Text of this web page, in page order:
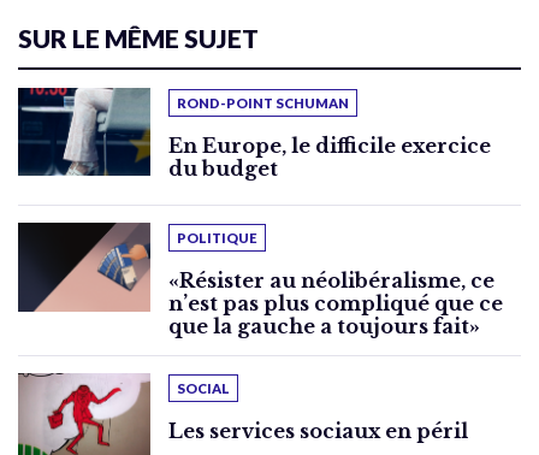
SUR LE MÊME SUJET
ROND-POINT SCHUMAN
En Europe, le difficile exercice
du budget
POLITIQUE
«Résister au néolibéralisme, ce
n’est pas plus compliqué que ce
que la gauche a toujours fait»
SOCIAL
Les services sociaux en péril